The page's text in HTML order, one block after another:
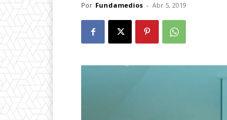
Por Fundamedios - Abr 5, 2019